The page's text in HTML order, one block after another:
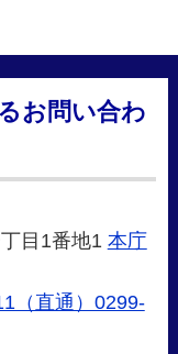
お問い合わ
目1番地1 本庁
（直通）0299-